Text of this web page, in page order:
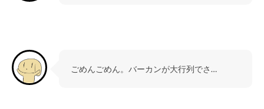
ごめんごめん。バーカンが大行列でさ…